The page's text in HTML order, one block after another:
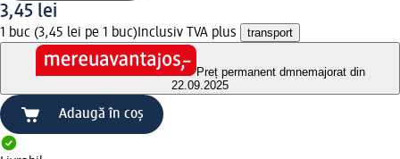
3,45 lei
1 buc (3,45 lei pe 1 buc) Inclusiv TVA plus transport
Preț permanent dmnemajorat din
22.09.2025
Adaugă în coș